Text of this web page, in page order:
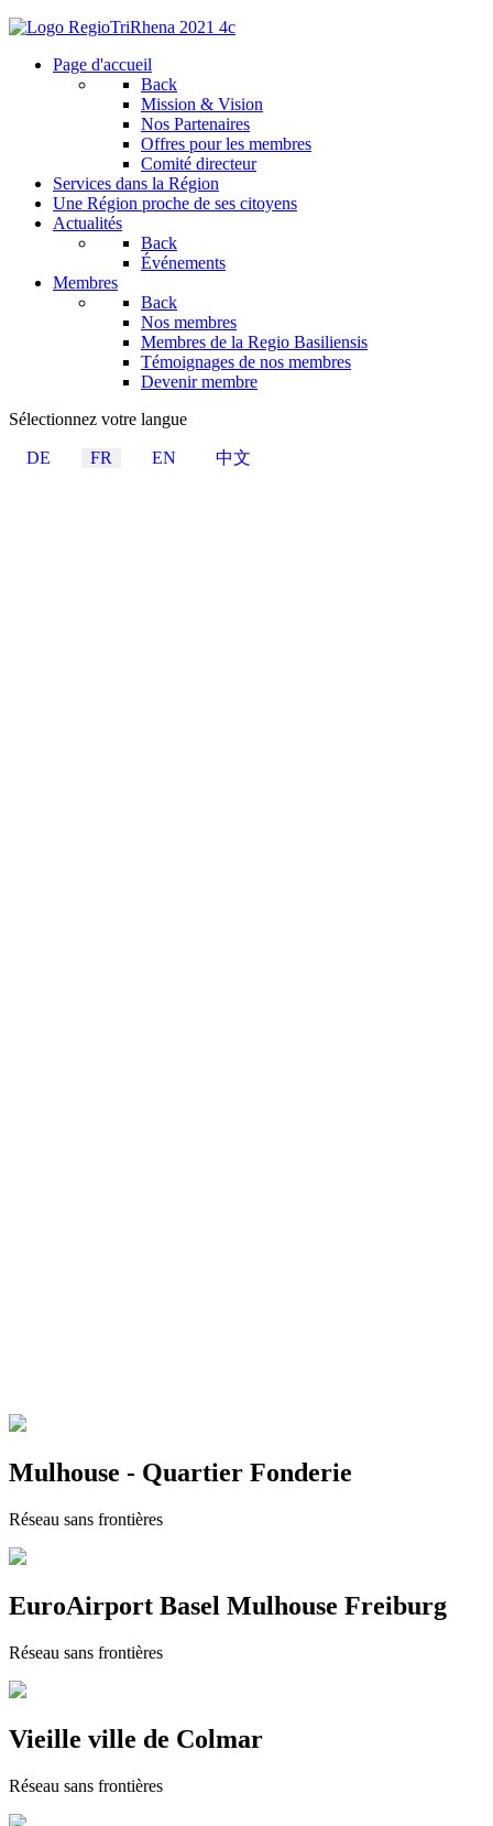
Page d'accueil
Back
Mission & Vision
Nos Partenaires
Offres pour les membres
Comité directeur
Services dans la Région
Une Région proche de ses citoyens
Actualités
Back
Événements
Membres
Back
Nos membres
Membres de la Regio Basiliensis
Témoignages de nos membres
Devenir membre
Sélectionnez votre langue
DE FR EN 中文
Mulhouse - Quartier Fonderie
Réseau sans frontières
EuroAirport Basel Mulhouse Freiburg
Réseau sans frontières
Vieille ville de Colmar
Réseau sans frontières